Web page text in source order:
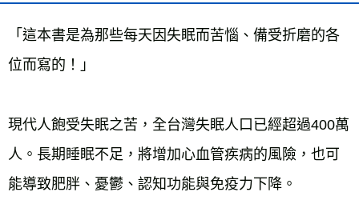
「這本書是為那些每天因失眠而苦惱、備受折磨的各
位而寫的！」
現代人飽受失眠之苦，全台灣失眠人口已經超過400萬
人。長期睡眠不足，將增加心血管疾病的風險，也可
能導致肥胖、憂鬱、認知功能與免疫力下降。